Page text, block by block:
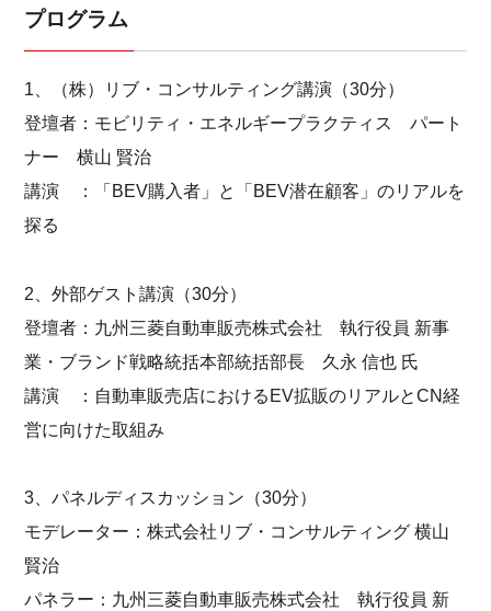
プログラム
1、（株）リブ・コンサルティング講演（30分）
登壇者：モビリティ・エネルギープラクティス パート
ナー 横山 賢治
講演 ：「BEV購入者」と「BEV潜在顧客」のリアルを
探る
2、外部ゲスト講演（30分）
登壇者：九州三菱自動車販売株式会社 執行役員 新事
業・ブランド戦略統括本部統括部長 久永 信也 氏
講演 ：自動車販売店におけるEV拡販のリアルとCN経
営に向けた取組み
3、パネルディスカッション（30分）
モデレーター：株式会社リブ・コンサルティング 横山
賢治
パネラー：九州三菱自動車販売株式会社 執行役員 新